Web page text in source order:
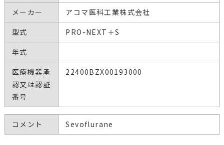
メーカー
アコマ医科工業株式会社
型式
PRO-NEXT＋S
年式
医療機器承
認又は認証
番号
22400BZX00193000
コメント Sevoflurane